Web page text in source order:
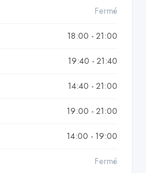
Fermé
18:00 - 21:00
19:40 - 21:40
14:40 - 21:00
19:00 - 21:00
14:00 - 19:00
Fermé